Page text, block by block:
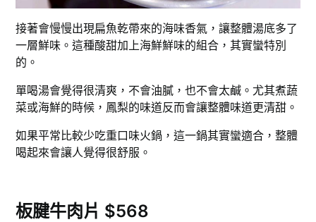
接著會慢慢出現扁魚乾帶來的海味香氣，讓整體湯底多了
一層鮮味。這種酸甜加上海鮮鮮味的組合，其實蠻特別
的。
單喝湯會覺得很清爽，不會油膩，也不會太鹹。尤其煮蔬
菜或海鮮的時候，鳳梨的味道反而會讓整體味道更清甜。
如果平常比較少吃重口味火鍋，這一鍋其實蠻適合，整體
喝起來會讓人覺得很舒服。
板腱牛肉片 $568